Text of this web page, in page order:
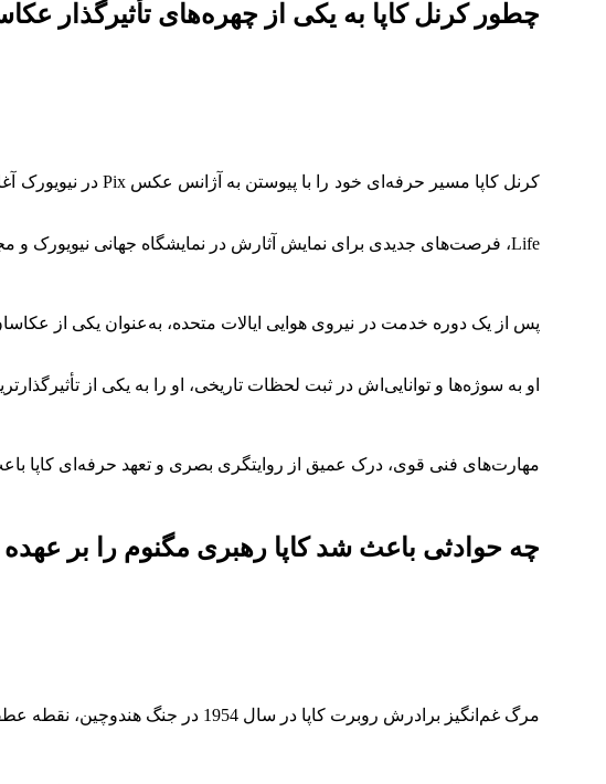
چطور کرنل کاپا به یکی از چهره‌های تأثیرگذار
Life، فرصت‌های جدیدی برای نمایش آثارش در نمایشگاه جهانی نیویورک و مجله Picture Post به دست آورد.
او به سوژه‌ها و توانایی‌اش در ثبت لحظات تاریخی، او را به یکی از
مهارت‌های فنی قوی، درک عمیق از روایتگری بصری و تعهد حرفه‌ای کاپا
چه حوادثی باعث شد کاپا رهبری مگنوم را بر عهده
مرگ غم‌انگیز برادرش روبرت کاپا در سال 1954 در جنگ هندوچین، نقطه عطفی در زندگی کرنل کاپا بود و او را به سمت آژانس معتبر مگنوم که برادرش از بنیانگذاران آن بود، سوق داد.